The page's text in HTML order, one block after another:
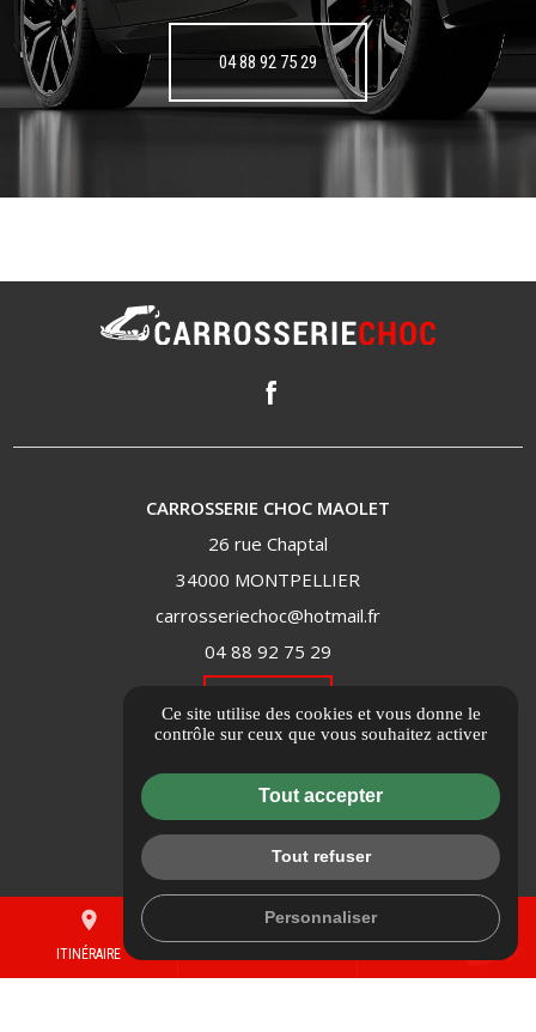
04 88 92 75 29
place
ITINÉRAIRE
mail
CARROSSERIE CHOC MAOLET
26 rue Chaptal
34000 MONTPELLIER
carrosseriechoc@hotmail.fr
04 88 92 75 29
ITINÉRAIRE
Informations complémentaires
Politique de confidentialité
Flux RSS
Gestion des cookies
Ce site utilise des cookies et vous donne le
contrôle sur ceux que vous souhaitez activer
Tout accepter
Tout refuser
Personnaliser